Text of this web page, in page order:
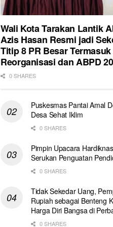
Wali Kota Tarakan Lantik
Azis Hasan Resmi jadi
Titip 8 PR Besar Termasuk
Reorganisasi dan ABPD
0 SHARES
Puskesmas Pantai Amal
Desa Sehat Iklim
0 SHARES
Pimpin Upacara
Serukan Penguatan
0 SHARES
Tidak Sekedar Uang,
Rupiah sebagai Benteng
Harga Diri Bangsa di
0 SHARES